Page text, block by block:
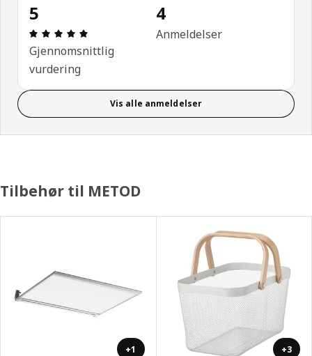
5
Produktomtale: 5 ingen kundevurdering 5
Gjennomsnittlig
vurdering
4
Anmeldelser
Vis alle anmeldelser
Tilbehør til METOD
+1 +3